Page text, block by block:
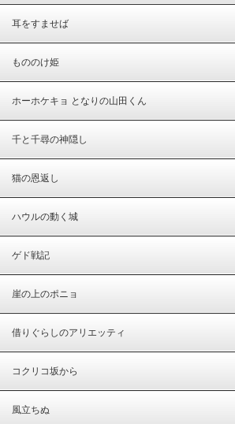
耳をすませば
もののけ姫
ホーホケキョ となりの山田くん
千と千尋の神隠し
猫の恩返し
ハウルの動く城
ゲド戦記
崖の上のポニョ
借りぐらしのアリエッティ
コクリコ坂から
風立ちぬ